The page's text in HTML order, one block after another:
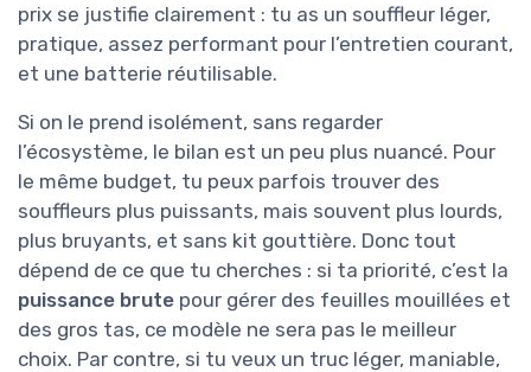
prix se justifie clairement : tu as un souffleur léger,
pratique, assez performant pour l’entretien courant,
et une batterie réutilisable.
Si on le prend isolément, sans regarder
l’écosystème, le bilan est un peu plus nuancé. Pour
le même budget, tu peux parfois trouver des
souffleurs plus puissants, mais souvent plus lourds,
plus bruyants, et sans kit gouttière. Donc tout
dépend de ce que tu cherches : si ta priorité, c’est la
puissance brute pour gérer des feuilles mouillées et
des gros tas, ce modèle ne sera pas le meilleur
choix. Par contre, si tu veux un truc léger, maniable,